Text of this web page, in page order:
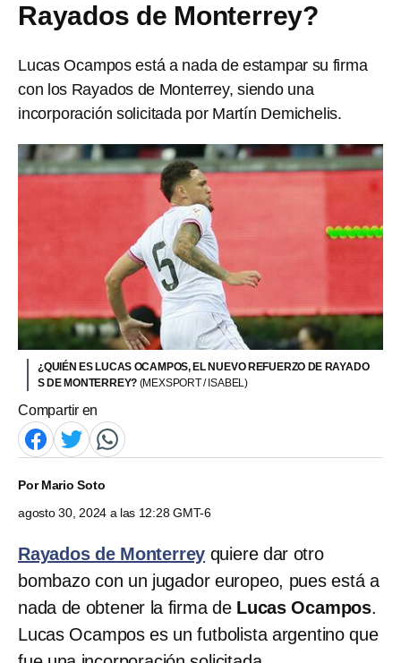
Rayados de Monterrey?
Lucas Ocampos está a nada de estampar su firma
con los Rayados de Monterrey, siendo una
incorporación solicitada por Martín Demichelis.
¿QUIÉN ES LUCAS OCAMPOS, EL NUEVO REFUERZO DE RAYADO
S DE MONTERREY? (MEXSPORT / ISABEL)
Compartir en
PorMario Soto
agosto 30, 2024 a las 12:28 GMT-6
Rayados de Monterrey quiere dar otro
bombazo con un jugador europeo, pues está a
nada de obtener la firma de Lucas Ocampos.
Lucas Ocampos es un futbolista argentino que